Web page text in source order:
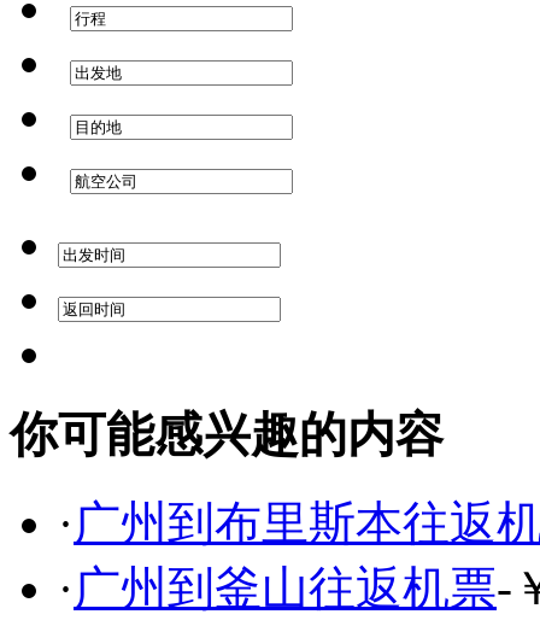
你可能感兴趣的内容
·广州到布里斯本往返
·广州到釜山往返机票-